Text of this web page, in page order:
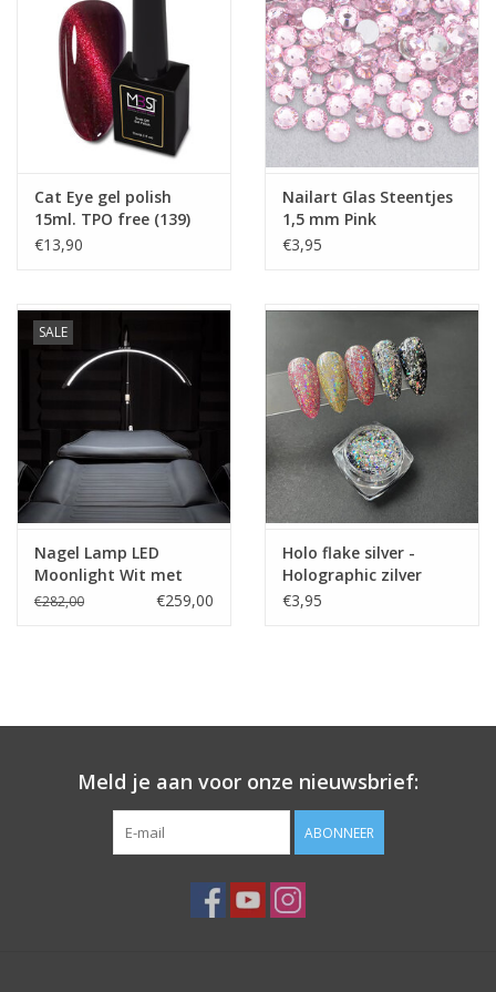
Cat Eye gel polish
15ml. TPO free (139)
€13,90
Nailart Glas Steentjes
1,5 mm Pink
€3,95
SALE
Nagel Lamp LED
Moonlight Wit met
statief
€282,00 €259,00
Holo flake silver -
Holographic zilver
€3,95
Meld je aan voor onze nieuwsbrief:
ABONNEER